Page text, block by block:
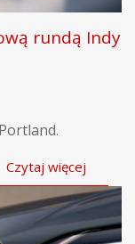
rundą Indy
Czytaj więcej